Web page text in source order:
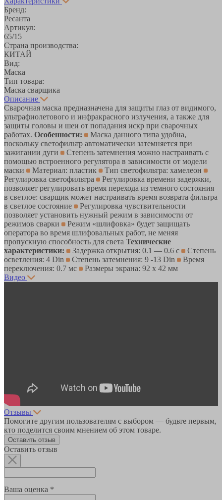
Бренд:
Ресанта
Артикул:
65/15
Страна производства:
КИТАЙ
Вид:
Маска
Тип товара:
Маска сварщика
Описание
Сварочная маска предназначена для защиты глаз от видимого,
ультрафиолетового и инфракрасного излучения, а также для
защиты головы и шеи от попадания искр при сварочных
работах. Особенности:
Маска данного типа удобна,
поскольку светофильтр автоматически затемняется при
зажигании дуги
Степень затемнения можно настраивать с
помощью встроенного регулятора в зависимости от модели
маски
Материал: пластик
Тип светофильтра: хамелеон
Регулировка светофильтра
Регулировка времени задержки,
позволяет регулировать время перехода из темного состояния
в светлое: сварщик может настраивать время возврата фильтра
в светлое состояние
Регулировка чувствительности
позволяет установить нужный режим в зависимости от
режимов сварки
Режим «шлифовка» будет защищать
оператора во время шлифовальных работ, не меняя
пропускную способность для света Технические
характеристики:
Задержка открытия: 0.1 — 0.6 с
Степень
осветления: 4 Din
Степень затемнения: 9 -13 Din
Время
переключения: 0.7 мс
Размеры экрана: 92 х 42 мм
Видео
Отзывы
Помогите другим пользователям с выбором — будьте первым,
кто поделится своим мнением об этом товаре.
Оставить отзыв
Оставить отзыв
Ваша оценка *